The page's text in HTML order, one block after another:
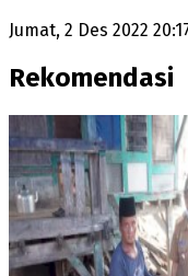
Jumat, 2 Des 2022
Rekomendasi